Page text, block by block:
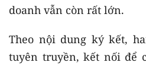
doanh vẫn còn rất lớn.
Theo nội dung ký kết,
tuyên truyền, kết nối để